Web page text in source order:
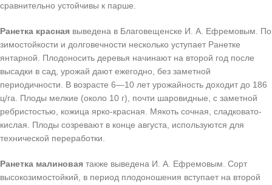
сравнительно устойчивы к парше.
Ранетка красная выведена в Благовещенске И. А. Ефремовым. По
зимостойкости и долговечности несколько уступает Ранетке
янтарной. Плодоносить деревья начинают на второй год после
высадки в сад, урожай дают ежегодно, без заметной
периодичности. В возрасте 6—10 лет урожайность доходит до 186
ц/га. Плоды мелкие (около 10 г), почти шаровидные, с заметной
ребристостью, кожица ярко-красная. Мякоть сочная, сладковато-
кислая. Плоды созревают в конце августа, используются для
технической переработки.
Ранетка малиновая также выведена И. А. Ефремовым. Сорт
высокозимостойкий, в период плодоношения вступает на второй